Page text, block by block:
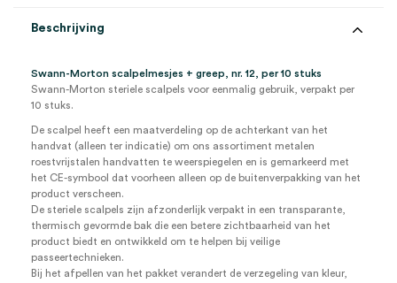
Beschrijving
Swann-Morton scalpelmesjes + greep, nr. 12, per 10 stuks
Swann-Morton steriele scalpels voor eenmalig gebruik, verpakt per
10 stuks.
De scalpel heeft een maatverdeling op de achterkant van het
handvat (alleen ter indicatie) om ons assortiment metalen
roestvrijstalen handvatten te weerspiegelen en is gemarkeerd met
het CE-symbool dat voorheen alleen op de buitenverpakking van het
product verscheen.
De steriele scalpels zijn afzonderlijk verpakt in een transparante,
thermisch gevormde bak die een betere zichtbaarheid van het
product biedt en ontwikkeld om te helpen bij veilige
passeertechnieken.
Bij het afpellen van het pakket verandert de verzegeling van kleur,